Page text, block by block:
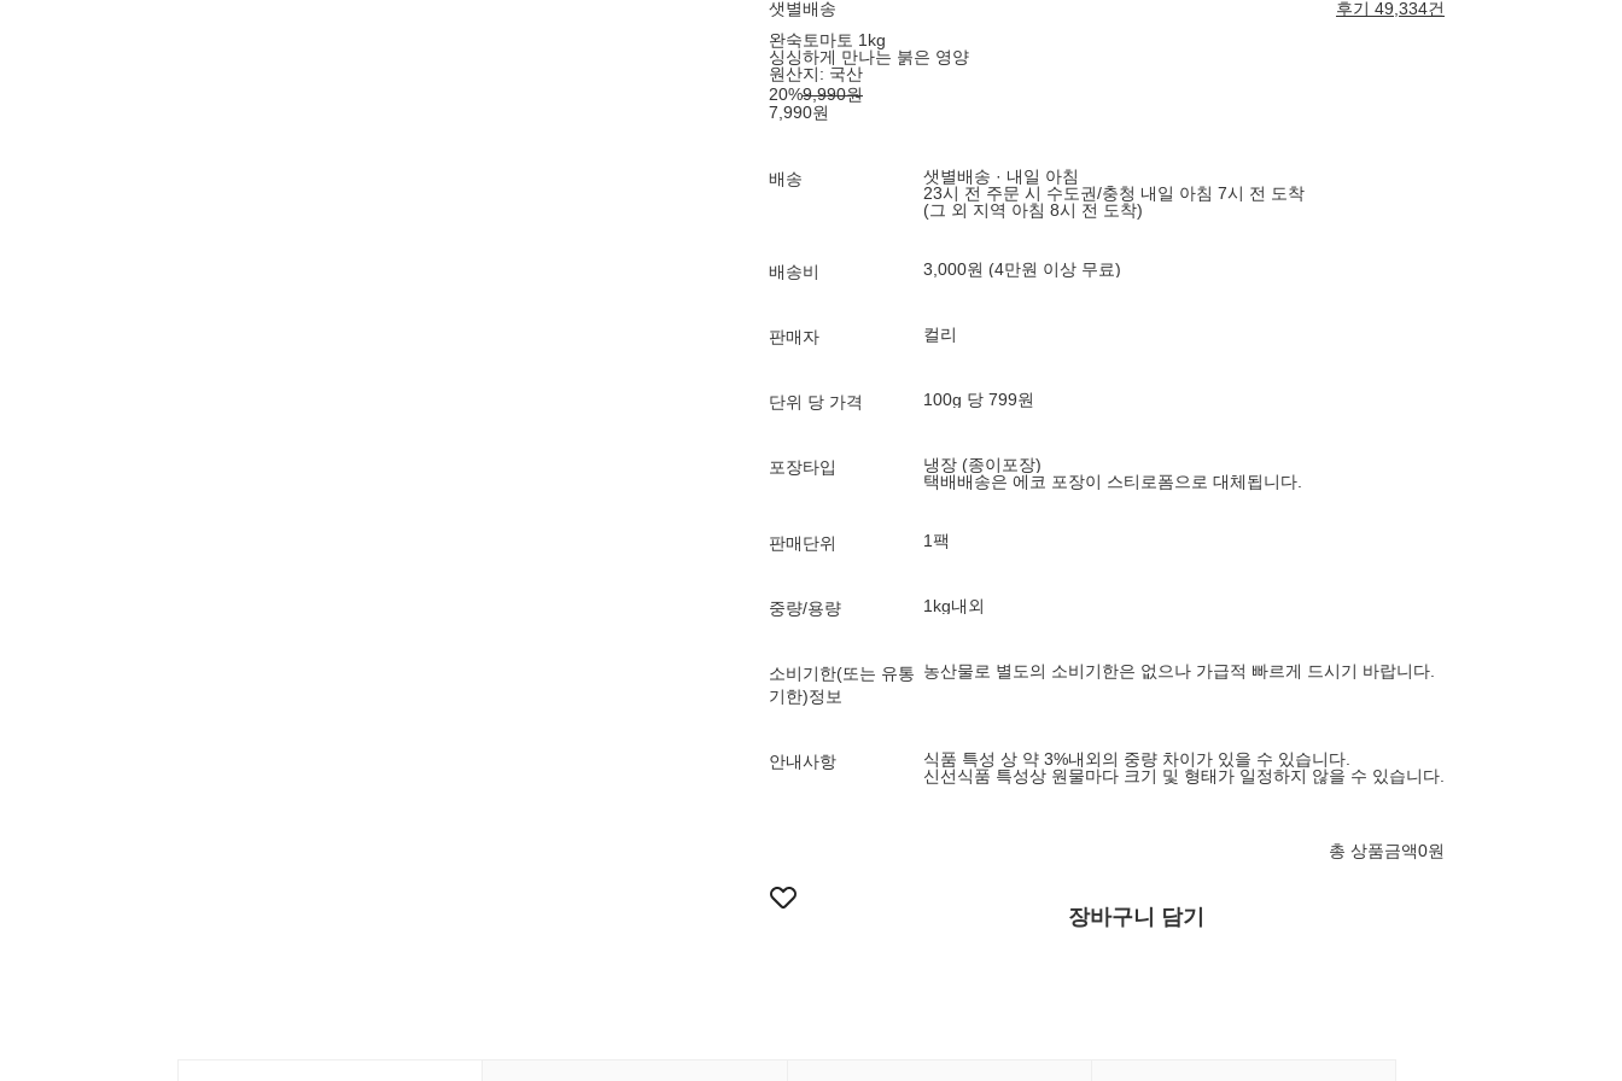
샛별배송
후기 49,334건
완숙토마토 1kg
싱싱하게 만나는 붉은 영양
원산지: 국산
20%9,990원
7,990원
배송
샛별배송 · 내일 아침
23시 전 주문 시 수도권/충청 내일 아침 7시 전 도착
(그 외 지역 아침 8시 전 도착)
배송비 3,000원 (4만원 이상 무료)
판매자 컬리
단위 당 가격 100g 당 799원
포장타입
냉장 (종이포장)
택배배송은 에코 포장이 스티로폼으로 대체됩니다.
판매단위 1팩
중량/용량 1kg내외
소비기한(또는 유통
기한)정보
농산물로 별도의 소비기한은 없으나 가급적 빠르게 드시기 바랍니다.
안내사항
식품 특성 상 약 3%내외의 중량 차이가 있을 수 있습니다.
신선식품 특성상 원물마다 크기 및 형태가 일정하지 않을 수 있습니다.
총 상품금액0원
장바구니 담기